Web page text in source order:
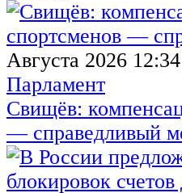
Августа 2026 12:34
Парламент
Свищёв:
— справедливый